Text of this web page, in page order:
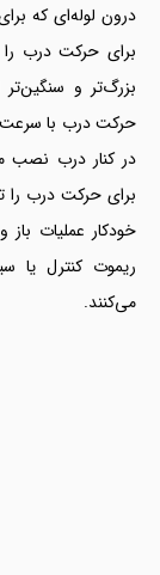
درون لوله‌ای که
برای حرکت درب
بزرگ‌تر و سنگین‌تر
حرکت درب با سرعت
در کنار درب نصب
برای حرکت درب را
خودکار عملیات باز
ریموت کنترل یا
می‌کنند.